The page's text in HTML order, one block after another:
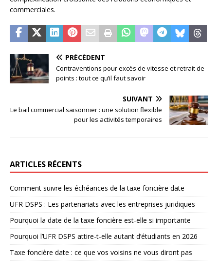
commerciales.
PRÉCÉDENT
Contraventions pour excès de vitesse et retrait de
points : tout ce qu’il faut savoir
SUIVANT
Le bail commercial saisonnier : une solution flexible
pour les activités temporaires
ARTICLES RÉCENTS
Comment suivre les échéances de la taxe foncière date
UFR DSPS : Les partenariats avec les entreprises juridiques
Pourquoi la date de la taxe foncière est-elle si importante
Pourquoi l’UFR DSPS attire-t-elle autant d’étudiants en 2026
Taxe foncière date : ce que vos voisins ne vous diront pas